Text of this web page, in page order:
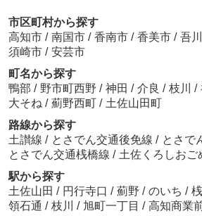
約1336m／17分
ヤマト運輸 高知みかづきセンター
約2249m／29分
市区町村から探す
高知市 / 南国市 / 香南市 / 香美市 / 吾
須崎市 / 安芸市
町名から探す
鴨部 / 野市町西野 / 神田 / 介良 / 枝川 /
大そね / 薊野西町 / 土佐山田町
路線から探す
土讃線 / とさでん交通後免線 / とさで
とさでん交通桟橋線 / 土佐くろしおご
駅から探す
土佐山田 / 円行寺口 / 薊野 / のいち /
領石通 / 枝川 / 旭町一丁目 / 高知商業